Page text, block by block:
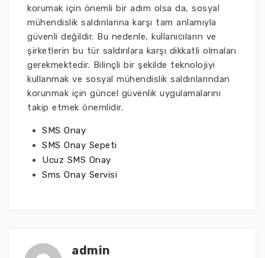
korumak için önemli bir adım olsa da, sosyal
mühendislik saldırılarına karşı tam anlamıyla
güvenli değildir. Bu nedenle, kullanıcıların ve
şirketlerin bu tür saldırılara karşı dikkatli olmaları
gerekmektedir. Bilinçli bir şekilde teknolojiyi
kullanmak ve sosyal mühendislik saldırılarından
korunmak için güncel güvenlik uygulamalarını
takip etmek önemlidir.
SMS Onay
SMS Onay Sepeti
Ucuz SMS Onay
Sms Onay Servisi
admin